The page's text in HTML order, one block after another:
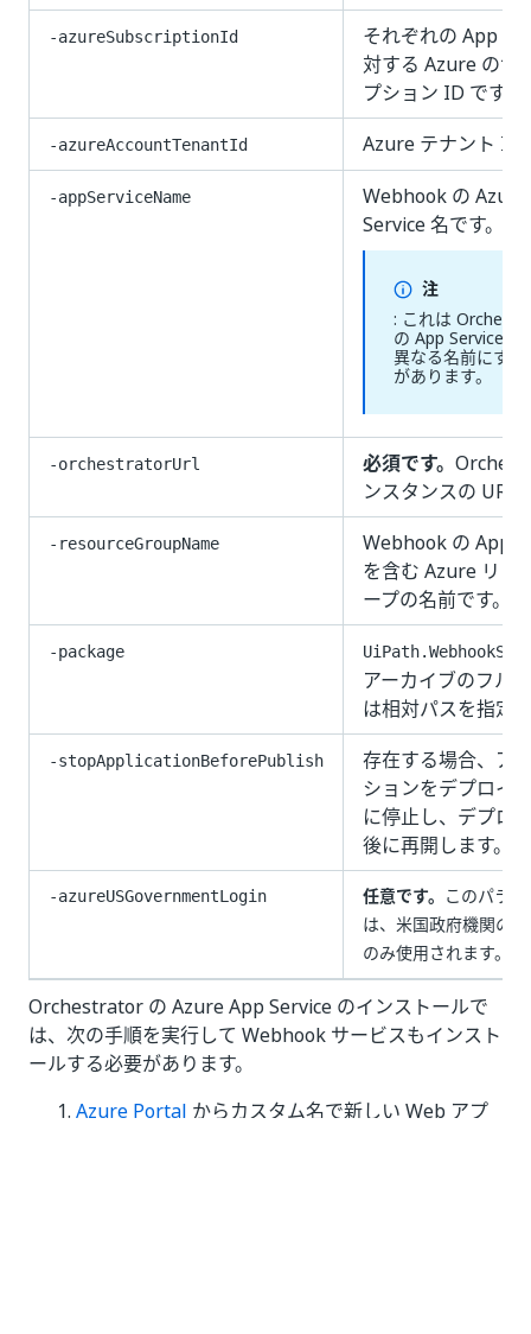
-azureSubscriptionId
それぞれの App
対する Azure のサ
プション ID です。
-azureAccountTenantId Azure テナント ID
-appServiceName
Webhook の
Service 名です。
注
: これは
の App Service 名
異なる名前にする
があります。
-orchestratorUrl 必須です。
ンスタンスの URL
-resourceGroupName
Webhook の App
を含む Azure リソ
ープの名前です。
-package
アーカイブのフル
は相対パスを指定
-stopApplicationBeforePublish
存在する場合、ア
ションをデプロイ
に停止し、デプロ
後に再開します。
-azureUSGovernmentLogin 任意です。 このパラ
は、米国政府機関の
のみ使用されます。
Orchestrator の Azure App Service のインストールで
は、次の手順を実行して Webhook サービスもインスト
ールする必要があります。
Azure Portal からカスタム名で新しい Web アプ